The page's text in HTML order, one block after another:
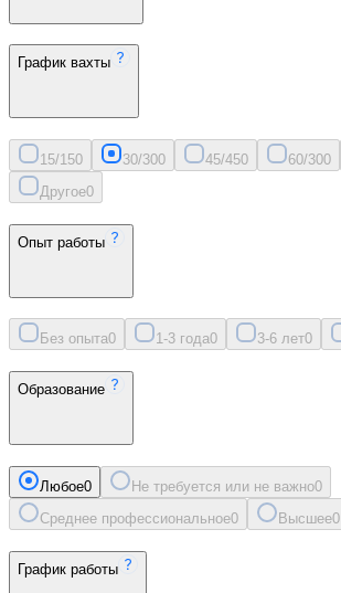
График вахты
15/150 30/300 45/450 60/300
Другое0
Опыт работы
Без опыта0 1-3 года0 3-6 лет0
Образование
Любое0 Не требуется или не важно0
Среднее профессиональное0 Высшее0
График работы